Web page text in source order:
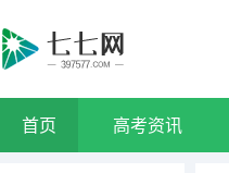
首页 高考资讯